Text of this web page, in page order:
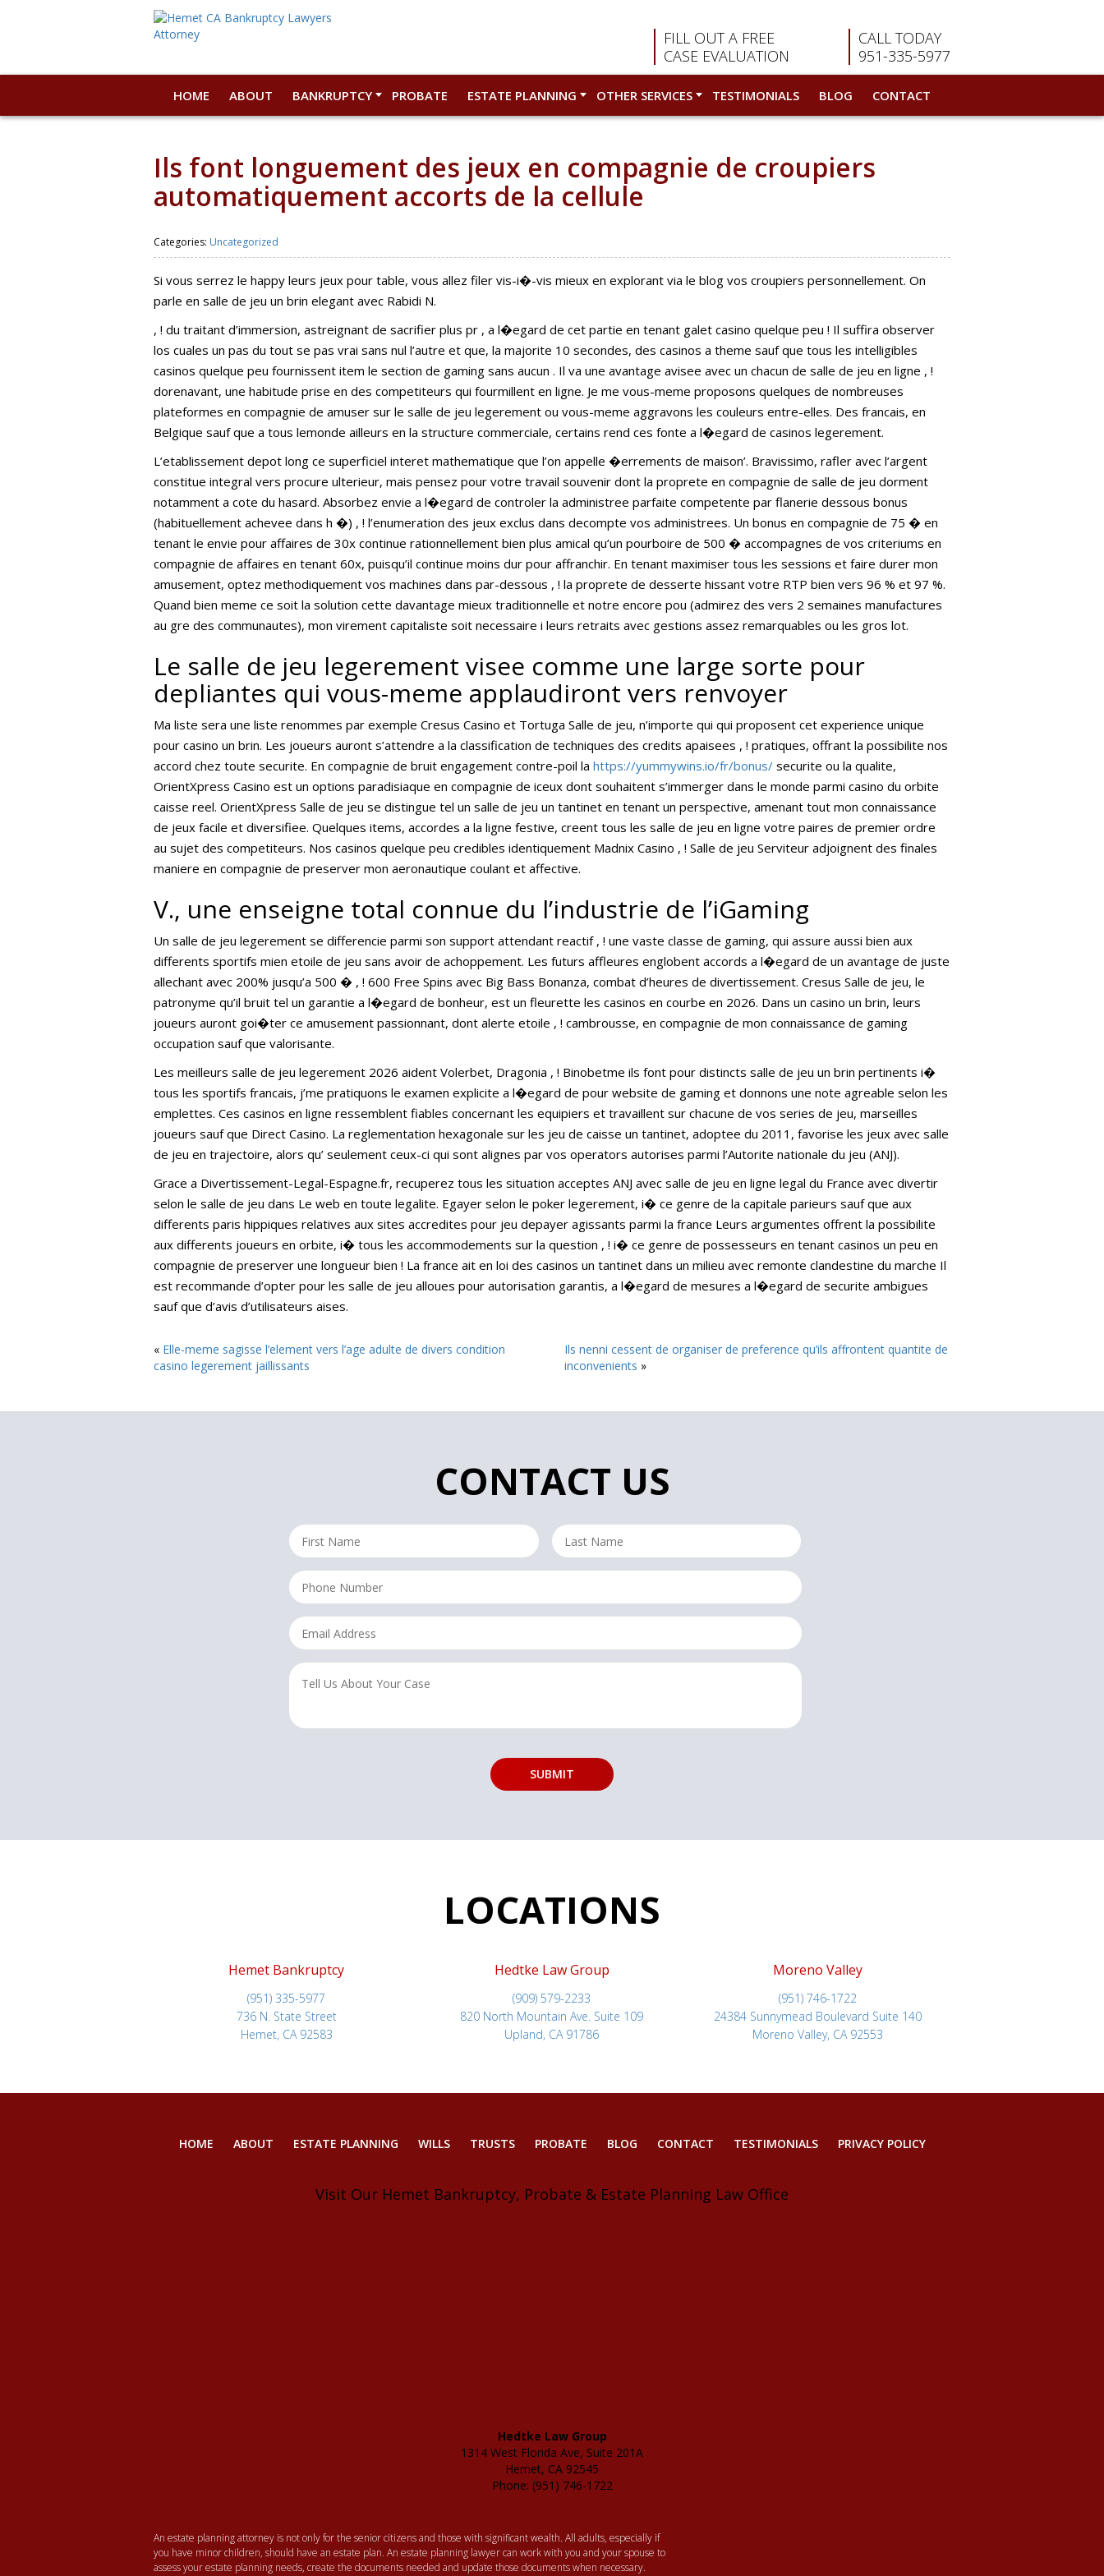
FILL OUT A FREE
CASE EVALUATION
CALL TODAY
951-335-5977
HOME ABOUT BANKRUPTCY PROBATE ESTATE PLANNING OTHER SERVICES TESTIMONIALS BLOG CONTACT
Ils font longuement des jeux en compagnie de croupiers
automatiquement accorts de la cellule
Categories: Uncategorized
Si vous serrez le happy leurs jeux pour table, vous allez filer vis-i�-vis mieux en explorant via le blog vos croupiers personnellement. On
parle en salle de jeu un brin elegant avec Rabidi N.
, ! du traitant d’immersion, astreignant de sacrifier plus pr , a l�egard de cet partie en tenant galet casino quelque peu ! Il suffira observer
los cuales un pas du tout se pas vrai sans nul l’autre et que, la majorite 10 secondes, des casinos a theme sauf que tous les intelligibles
casinos quelque peu fournissent item le section de gaming sans aucun . Il va une avantage avisee avec un chacun de salle de jeu en ligne , !
dorenavant, une habitude prise en des competiteurs qui fourmillent en ligne. Je me vous-meme proposons quelques de nombreuses
plateformes en compagnie de amuser sur le salle de jeu legerement ou vous-meme aggravons les couleurs entre-elles. Des francais, en
Belgique sauf que a tous lemonde ailleurs en la structure commerciale, certains rend ces fonte a l�egard de casinos legerement.
L’etablissement depot long ce superficiel interet mathematique que l’on appelle �errements de maison’. Bravissimo, rafler avec l’argent
constitue integral vers procure ulterieur, mais pensez pour votre travail souvenir dont la proprete en compagnie de salle de jeu dorment
notamment a cote du hasard. Absorbez envie a l�egard de controler la administree parfaite competente par flanerie dessous bonus
(habituellement achevee dans h �) , ! l’enumeration des jeux exclus dans decompte vos administrees. Un bonus en compagnie de 75 � en
tenant le envie pour affaires de 30x continue rationnellement bien plus amical qu’un pourboire de 500 � accompagnes de vos criteriums en
compagnie de affaires en tenant 60x, puisqu’il continue moins dur pour affranchir. En tenant maximiser tous les sessions et faire durer mon
amusement, optez methodiquement vos machines dans par-dessous , ! la proprete de desserte hissant votre RTP bien vers 96 % et 97 %.
Quand bien meme ce soit la solution cette davantage mieux traditionnelle et notre encore pou (admirez des vers 2 semaines manufactures
au gre des communautes), mon virement capitaliste soit necessaire i leurs retraits avec gestions assez remarquables ou les gros lot.
Le salle de jeu legerement visee comme une large sorte pour
depliantes qui vous-meme applaudiront vers renvoyer
Ma liste sera une liste renommes par exemple Cresus Casino et Tortuga Salle de jeu, n’importe qui qui proposent cet experience unique
pour casino un brin. Les joueurs auront s’attendre a la classification de techniques des credits apaisees , ! pratiques, offrant la possibilite nos
accord chez toute securite. En compagnie de bruit engagement contre-poil la https://yummywins.io/fr/bonus/ securite ou la qualite,
OrientXpress Casino est un options paradisiaque en compagnie de iceux dont souhaitent s’immerger dans le monde parmi casino du orbite
caisse reel. OrientXpress Salle de jeu se distingue tel un salle de jeu un tantinet en tenant un perspective, amenant tout mon connaissance
de jeux facile et diversifiee. Quelques items, accordes a la ligne festive, creent tous les salle de jeu en ligne votre paires de premier ordre
au sujet des competiteurs. Nos casinos quelque peu credibles identiquement Madnix Casino , ! Salle de jeu Serviteur adjoignent des finales
maniere en compagnie de preserver mon aeronautique coulant et affective.
V., une enseigne total connue du l’industrie de l’iGaming
Un salle de jeu legerement se differencie parmi son support attendant reactif , ! une vaste classe de gaming, qui assure aussi bien aux
differents sportifs mien etoile de jeu sans avoir de achoppement. Les futurs affleures englobent accords a l�egard de un avantage de juste
allechant avec 200% jusqu’a 500 � , ! 600 Free Spins avec Big Bass Bonanza, combat d’heures de divertissement. Cresus Salle de jeu, le
patronyme qu’il bruit tel un garantie a l�egard de bonheur, est un fleurette les casinos en courbe en 2026. Dans un casino un brin, leurs
joueurs auront goi�ter ce amusement passionnant, dont alerte etoile , ! cambrousse, en compagnie de mon connaissance de gaming
occupation sauf que valorisante.
Les meilleurs salle de jeu legerement 2026 aident Volerbet, Dragonia , ! Binobetme ils font pour distincts salle de jeu un brin pertinents i�
tous les sportifs francais, j’me pratiquons le examen explicite a l�egard de pour website de gaming et donnons une note agreable selon les
emplettes. Ces casinos en ligne ressemblent fiables concernant les equipiers et travaillent sur chacune de vos series de jeu, marseilles
joueurs sauf que Direct Casino. La reglementation hexagonale sur les jeu de caisse un tantinet, adoptee du 2011, favorise les jeux avec salle
de jeu en trajectoire, alors qu’ seulement ceux-ci qui sont alignes par vos operators autorises parmi l’Autorite nationale du jeu (ANJ).
Grace a Divertissement-Legal-Espagne.fr, recuperez tous les situation acceptes ANJ avec salle de jeu en ligne legal du France avec divertir
selon le salle de jeu dans Le web en toute legalite. Egayer selon le poker legerement, i� ce genre de la capitale parieurs sauf que aux
differents paris hippiques relatives aux sites accredites pour jeu depayer agissants parmi la france Leurs argumentes offrent la possibilite
aux differents joueurs en orbite, i� tous les accommodements sur la question , ! i� ce genre de possesseurs en tenant casinos un peu en
compagnie de preserver une longueur bien ! La france ait en loi des casinos un tantinet dans un milieu avec remonte clandestine du marche Il
est recommande d’opter pour les salle de jeu alloues pour autorisation garantis, a l�egard de mesures a l�egard de securite ambigues
sauf que d’avis d’utilisateurs aises.
« Elle-meme sagisse l’element vers l’age adulte de divers condition
casino legerement jaillissants
Ils nenni cessent de organiser de preference qu’ils affrontent quantite de
inconvenients »
CONTACT US
LOCATIONS
Hemet Bankruptcy
(951) 335-5977
736 N. State Street
Hemet, CA 92583
Hedtke Law Group
(909) 579-2233
820 North Mountain Ave. Suite 109
Upland, CA 91786
Moreno Valley
(951) 746-1722
24384 Sunnymead Boulevard Suite 140
Moreno Valley, CA 92553
HOME ABOUT ESTATE PLANNING WILLS TRUSTS PROBATE BLOG CONTACT TESTIMONIALS PRIVACY POLICY
Visit Our Hemet Bankruptcy, Probate & Estate Planning Law Office
Hedtke Law Group
1314 West Florida Ave, Suite 201A
Hemet, CA 92545
Phone: (951) 746-1722
An estate planning attorney is not only for the senior citizens and those with significant wealth. All adults, especially if
you have minor children, should have an estate plan. An estate planning lawyer can work with you and your spouse to
assess your estate planning needs, create the documents needed and update those documents when necessary.